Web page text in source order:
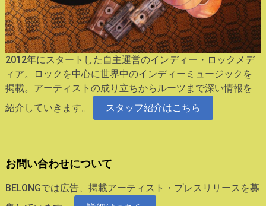
2012年にスタートした自主運営のインディー・ロックメデ
ィア。ロックを中心に世界中のインディーミュージックを
掲載。アーティストの成り立ちからルーツまで深い情報を
紹介していきます。
スタッフ紹介はこちら
お問い合わせについて
BELONGでは広告、掲載アーティスト・プレスリリースを募